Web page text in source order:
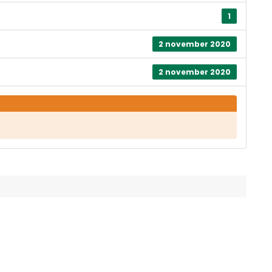
1
2 november 2020
2 november 2020